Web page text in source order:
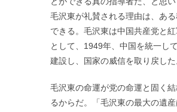
毛沢東が礼賛される理由は、あ
できる。毛沢東は中国共産党と
として、1949年、中国を統一し
建設し、国家の威信を取り戻した
毛沢東の命運が党の命運と固く
るからだ。「毛沢東の最大の遺